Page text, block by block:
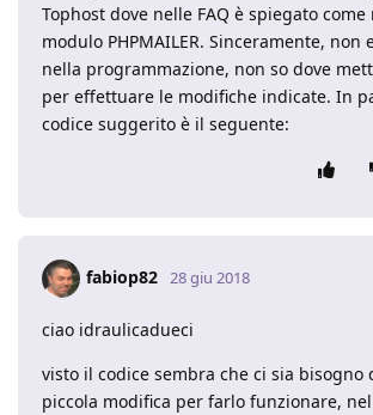
Tophost dove nelle FAQ è spiegato
modulo PHPMAILER. Sinceramente, non
nella programmazione, non so dove
per effettuare le modifiche indicate. In
codice suggerito è il seguente:
fabiop82 28 giu 2018
ciao idraulicadueci
visto il codice sembra che ci sia bisogno
piccola modifica per farlo funzionare,